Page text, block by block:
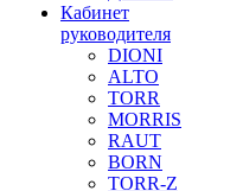
Кабинет
руководителя
DIONI
ALTO
TORR
MORRIS
RAUT
BORN
TORR-Z